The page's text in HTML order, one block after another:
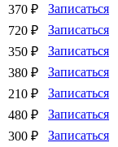
370 ₽
Записаться
720 ₽
Записаться
350 ₽
Записаться
380 ₽
Записаться
210 ₽
Записаться
480 ₽
Записаться
300 ₽
Записаться